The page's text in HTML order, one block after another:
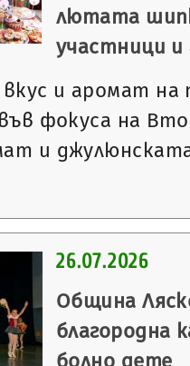
лютата
участници
и аромат
фокуса на
и
26.07.2026
Община
благородна
болно дете